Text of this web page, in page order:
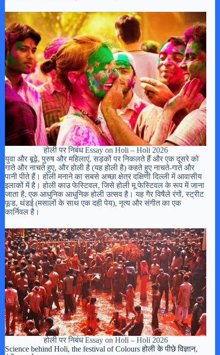
होली पर निबंध Essay on Holi – Holi 2026
युवा और बूढ़े, पुरुष और महिलाएं, सड़कों पर निकलते हैं और एक दूसरे को
गाते और नाचते हुए, और होली है (यह होली है) कहते हुए नाचते-गाते और
पानी पीते हैं। होली मनाने का सबसे अच्छा क्षेत्र दक्षिणी दिल्ली में आवासीय
इलाकों में है। होली काउ फेस्टिवल, जिसे होली मू फेस्टिवल के रूप में जाना
जाता है, एक आधुनिक आधुनिक होली उत्सव है। यह गैर विषैले रंगों, स्ट्रीट
फूड, थंडई (मसालों के साथ एक दही पेय), नृत्य और संगीत का एक
कार्निवल है।
होली पर निबंध Essay on Holi – Holi 2026
Science behind Holi, the festival of Colours होली के पीछे विज्ञान,